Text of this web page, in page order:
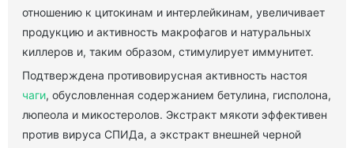
отношению к цитокинам и интерлейкинам, увеличивает
продукцию и активность макрофагов и натуральных
киллеров и, таким образом, стимулирует иммунитет.
Подтверждена противовирусная активность настоя
чаги, обусловленная содержанием бетулина, гисполона,
люпеола и микостеролов. Экстракт мякоти эффективен
против вируса СПИДа, а экстракт внешней черной